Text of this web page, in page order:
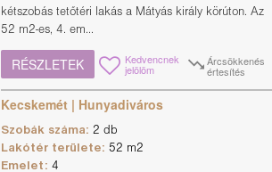
kétszobás tetőtéri lakás a Mátyás király körúton. Az
52 m2-es, 4. em...
RÉSZLETEK Kedvencnek
jelölöm
Árcsökkenés
értesítés
Kecskemét | Hunyadiváros
Szobák száma: 2 db
Lakótér területe:52 m2
Emelet:4